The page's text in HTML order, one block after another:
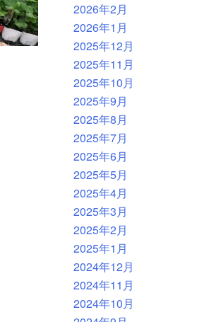
2026年2月
2026年1月
2025年12月
2025年11月
2025年10月
2025年9月
2025年8月
2025年7月
2025年6月
2025年5月
2025年4月
2025年3月
2025年2月
2025年1月
2024年12月
2024年11月
2024年10月